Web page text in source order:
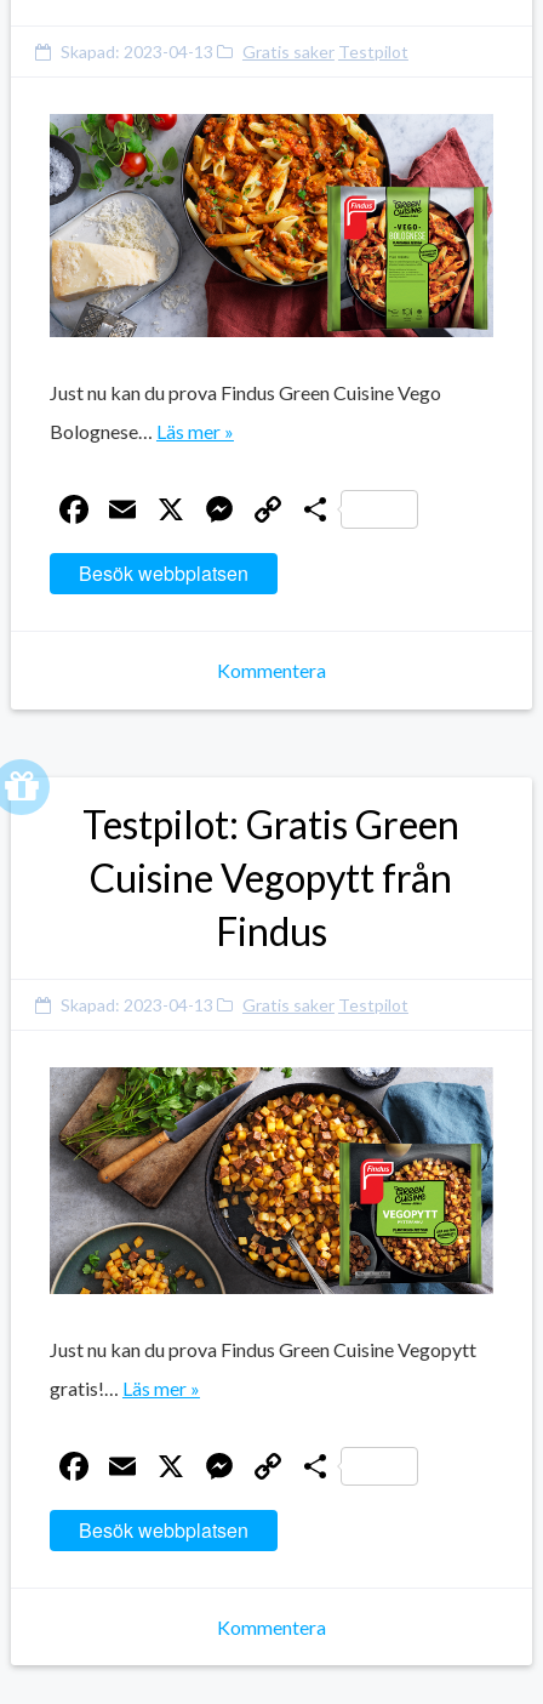
Skapad: 2023-04-13 Gratis saker Testpilot
Just nu kan du prova Findus Green Cuisine Vego
Bolognese… Läs mer »
Facebook
Email
X Messenger
CopyDela
Besök webbplatsen
Kommentera
Testpilot: Gratis Green
Cuisine Vegopytt från
Findus
Skapad: 2023-04-13 Gratis saker Testpilot
Just nu kan du prova Findus Green Cuisine Vegopytt
gratis!… Läs mer »
Facebook
Email
X Messenger
CopyDela
Besök webbplatsen
Kommentera